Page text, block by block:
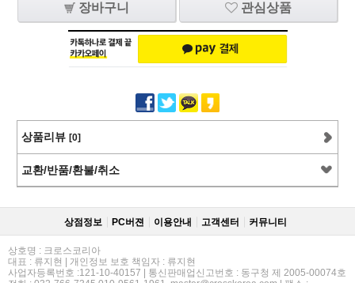
장바구니 관심상품
상품리뷰 [0]
교환/반품/환불/취소
상점정보 PC버젼 이용안내 고객센터 커뮤니티
상호명 : 크로스코리아
대표 : 류지현 | 개인정보 보호 책임자 : 류지현
사업자등록번호 :121-10-40157 | 통신판매업신고번호 : 동구청 제 2005-00074호